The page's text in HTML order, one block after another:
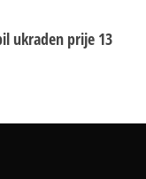
ukraden prije 13